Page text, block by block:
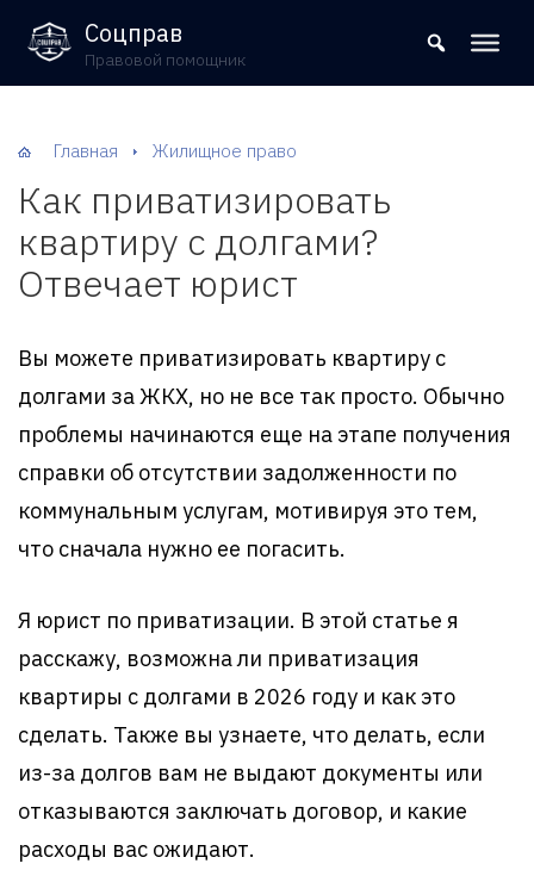
8 (800) 302-09-37
Соцправ
Правовой помощник
Главная Жилищное право
Как приватизировать
квартиру с долгами?
Отвечает юрист
Вы можете приватизировать квартиру с
долгами за ЖКХ, но не все так просто. Обычно
проблемы начинаются еще на этапе получения
справки об отсутствии задолженности по
коммунальным услугам, мотивируя это тем,
что сначала нужно ее погасить.
Я юрист по приватизации. В этой статье я
расскажу, возможна ли приватизация
квартиры с долгами в 2026 году и как это
сделать. Также вы узнаете, что делать, если
из-за долгов вам не выдают документы или
отказываются заключать договор, и какие
расходы вас ожидают.